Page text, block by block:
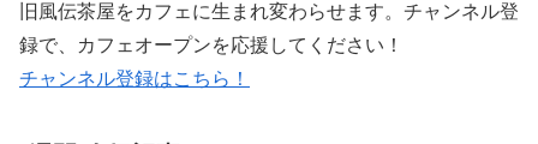
旧風伝茶屋をカフェに生まれ変わらせます。チャンネル登
録で、カフェオープンを応援してください！
チャンネル登録はこちら！